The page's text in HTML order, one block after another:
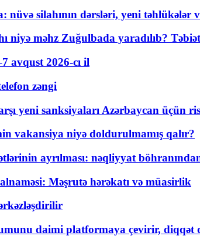
nüvə silahının dərsləri, yeni təhlükələr
niyə məhz Zuğulbada yaradılıb?
avqust 2026-cı il
zəngi
yeni sanksiyaları Azərbaycan üçün
vakansiya niyə doldurulmamış qalır?
ayrılması: nəqliyyat
Məşrutə hərəkatı və müasirlik
daimi platformaya çevirir, diqqət